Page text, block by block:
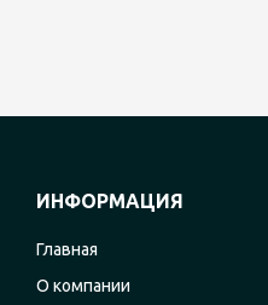
ИНФОРМАЦИЯ
Главная
О компании